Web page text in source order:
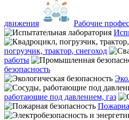
движения
Рабочие
погрузчик, трактор, снегоход
работы
безопасность
работающие под давлением, газ